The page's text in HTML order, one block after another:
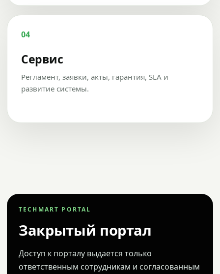
04
Сервис
Регламент, заявки, акты, гарантия, SLA и
развитие системы.
TECHMART PORTAL
Закрытый портал
Доступ к порталу выдается только
ответственным сотрудникам и согласованным